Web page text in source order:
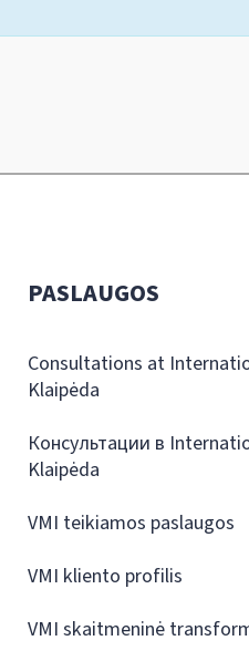
PASLAUGOS
Consultations at
Klaipėda
Консультации в
Klaipėda
VMI teikiamos paslaugos
VMI kliento profilis
VMI skaitmeninė